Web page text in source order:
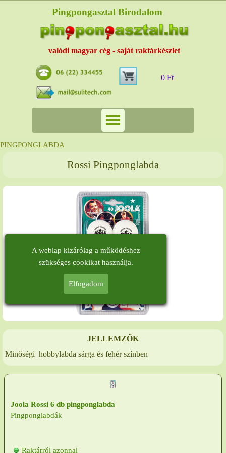
0 Ft
Pingpongasztal Birodalom
valódi magyar cég - saját raktárkészlet
PINGPONGLABDA
Rossi Pingponglabda
JELLEMZŐK
Minőségi hobbylabda sárga és fehér színben
Joola Rossi 6 db pingponglabda
Pingponglabdák
Raktárról azonnal
A weblap kizárólag a működéshez
szükséges cookikat használja.
Elfogadom